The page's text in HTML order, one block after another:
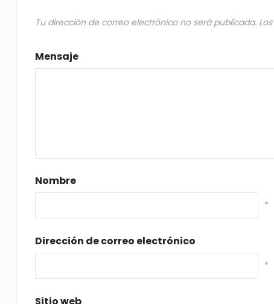
Tu dirección de correo electrónico no será publicada.
Mensaje
Nombre
*
Dirección de correo electrónico
*